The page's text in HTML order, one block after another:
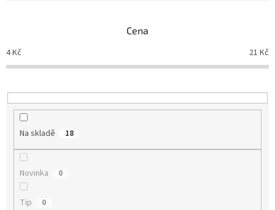
o
d
k
t
Cena
4Kč 21 Kč
Na skladě 18
Novinka 0
Tip 0